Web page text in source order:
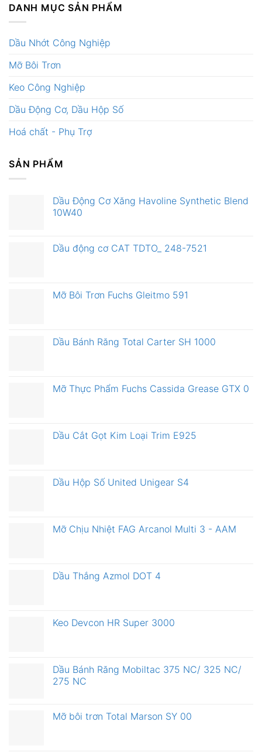
DANH MỤC SẢN PHẨM
Dầu Nhớt Công Nghiệp
Mỡ Bôi Trơn
Keo Công Nghiệp
Dầu Động Cơ, Dầu Hộp Số
Hoá chất - Phụ Trợ
SẢN PHẨM
Dầu Động Cơ Xăng Havoline Synthetic Blend
10W40
Dầu động cơ CAT TDTO_ 248-7521
Mỡ Bôi Trơn Fuchs Gleitmo 591
Dầu Bánh Răng Total Carter SH 1000
Mỡ Thực Phẩm Fuchs Cassida Grease GTX 0
Dầu Cắt Gọt Kim Loại Trim E925
Dầu Hộp Số United Unigear S4
Mỡ Chịu Nhiệt FAG Arcanol Multi 3 - AAM
Dầu Thắng Azmol DOT 4
Keo Devcon HR Super 3000
Dầu Bánh Răng Mobiltac 375 NC/ 325 NC/
275 NC
Mỡ bôi trơn Total Marson SY 00